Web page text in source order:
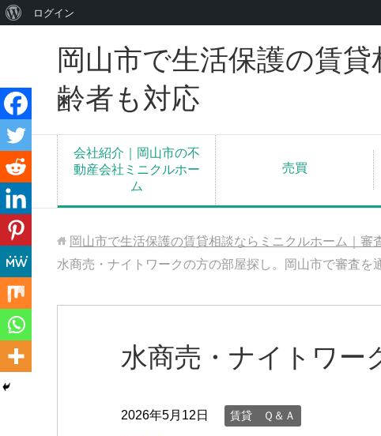
岡山市で生活保護の賃
齢者も対応
会社紹介｜岡山市の不
動産会社ミニクルホー
ム
売買
岡山市で生活保護の賃貸相談ならミニクルホーム｜審
水商売・ナイトワークの方の部屋探し。岡山市で審査を
水商売・ナイトワー
2026年5月12日 賃貸 Ｑ＆Ａ
WordPress
い
て
ログイン